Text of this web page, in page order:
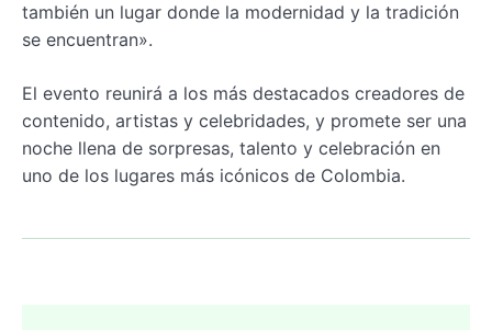
también un lugar donde la modernidad y la tradición
se encuentran».
El evento reunirá a los más destacados creadores de
contenido, artistas y celebridades, y promete ser una
noche llena de sorpresas, talento y celebración en
uno de los lugares más icónicos de Colombia.